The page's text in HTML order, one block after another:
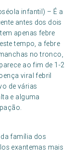
infantil) – É a
antes dos dois
apenas febre
tempo, a febre
no tronco,
ao fim de 1-2
viral febril
de várias
e alguma
família dos
exantemas mais